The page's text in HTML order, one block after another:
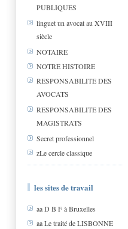
PUBLIQUES
linguet un avocat au XVIII
siècle
NOTAIRE
NOTRE HISTOIRE
RESPONSABILITE DES
AVOCATS
RESPONSABILITE DES
MAGISTRATS
Secret professionnel
zLe cercle classique
les sites de travail
aa D B F à Bruxelles
aa Le traité de LISBONNE